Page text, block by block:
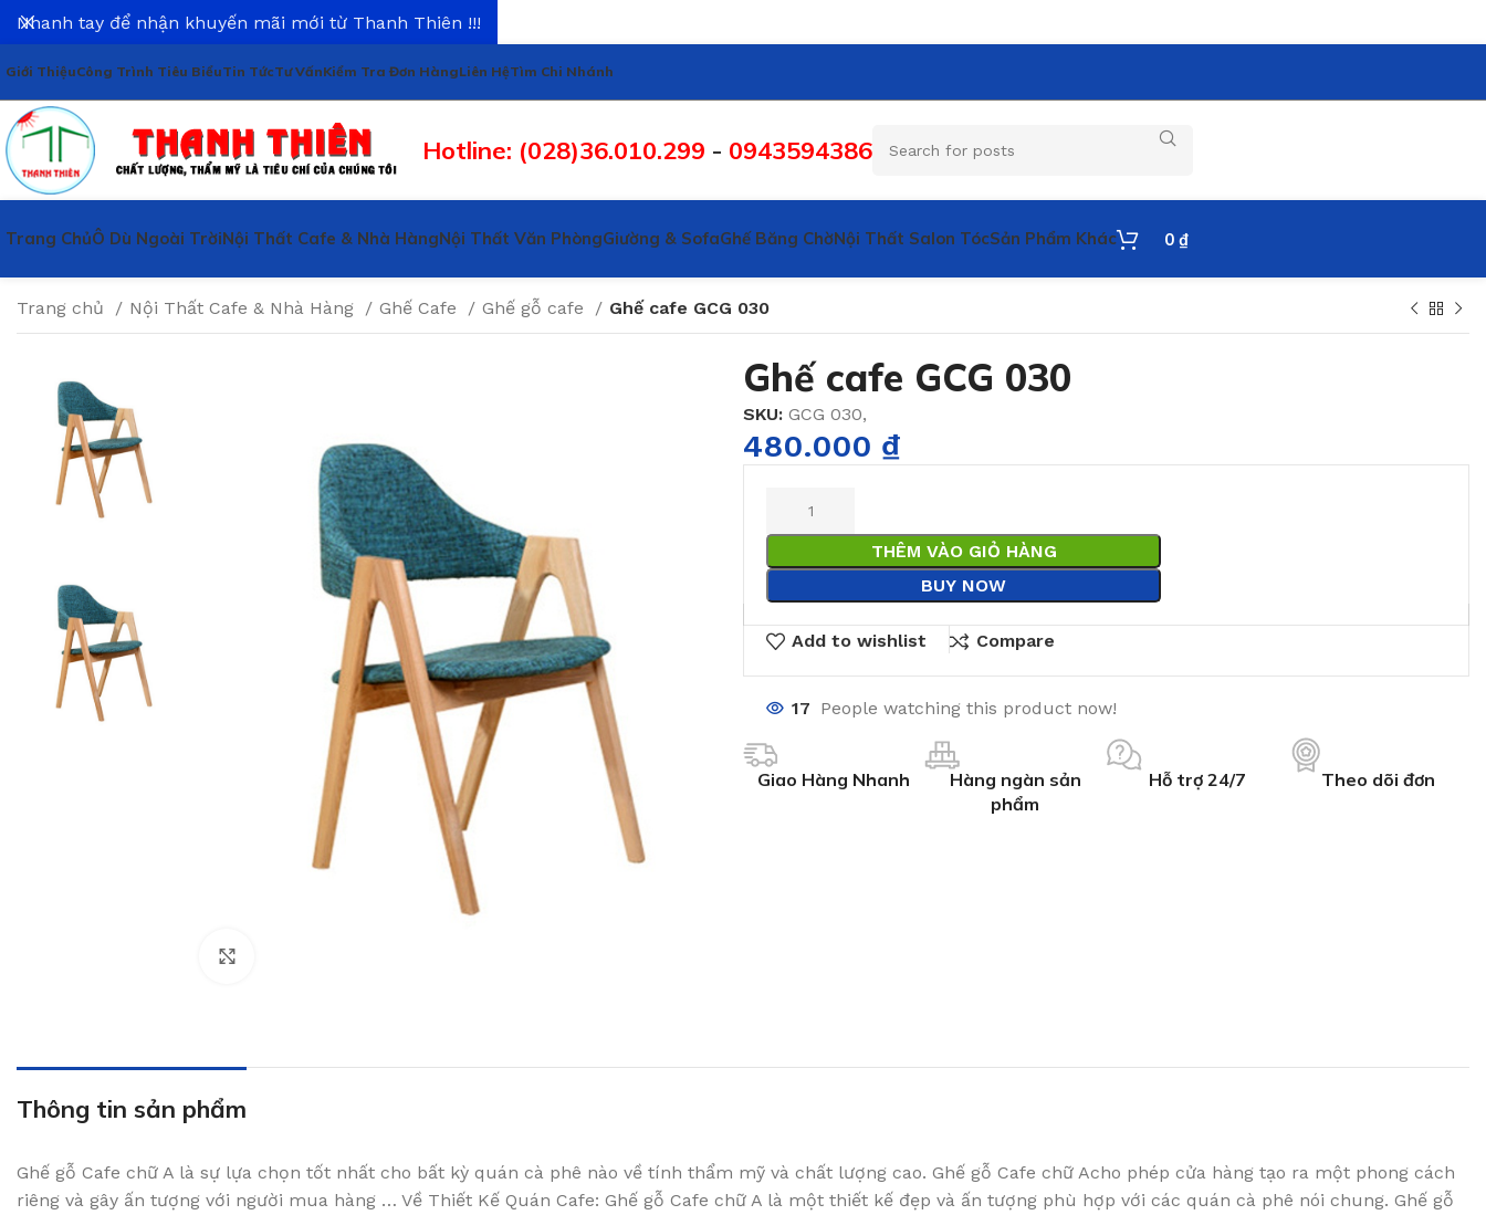
Giới ThiệuCông Trình Tiêu BiểuTin TứcTư VấnKiểm Tra Đơn HàngLiên HệTìm Chi Nhánh
Hotline: (028)36.010.299 - 0943594386
Trang ChủÔ Dù Ngoài TrờiNội Thất Cafe & Nhà HàngNội Thất Văn PhòngGiường & SofaGhế Băng ChờNội Thất Salon TócSản Phẩm Khác 0 ₫
Trang chủ Nội Thất Cafe & Nhà Hàng Ghế Cafe Ghế gỗ cafe Ghế cafe GCG 030
Ghế cafe GCG 030
SKU: GCG 030,
480.000 ₫
THÊM VÀO GIỎ HÀNG
BUY NOW
Add to wishlist Compare
17 People watching this product now!
Giao Hàng Nhanh
Hàng ngàn sản
phẩm
Hỗ trợ 24/7 Theo dõi đơn
Thông tin sản phẩm
Ghế gỗ Cafe chữ A là sự lựa chọn tốt nhất cho bất kỳ quán cà phê nào về tính thẩm mỹ và chất lượng cao. Ghế gỗ Cafe chữ Acho phép cửa hàng tạo ra một phong cách
riêng và gây ấn tượng với người mua hàng … Về Thiết Kế Quán Cafe: Ghế gỗ Cafe chữ A là một thiết kế đẹp và ấn tượng phù hợp với các quán cà phê nói chung. Ghế gỗ
Nhanh tay để nhận khuyến mãi mới từ Thanh Thiên !!!